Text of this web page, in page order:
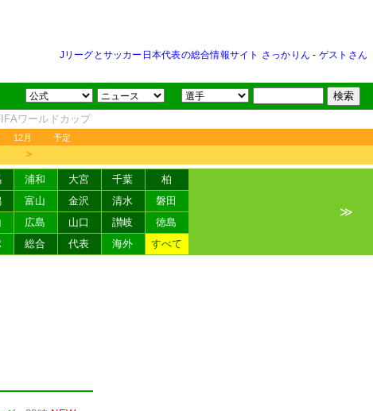
Jリーグとサッカー日本代表の総合情報サイト さっかりん - ゲストさん
ワールドカップ
12月 予定
＞
浦和 大宮 千葉
柏
富山 金沢 清水
磐田
広島 山口 讃岐
徳島
総合 代表 海外 すべて
≫